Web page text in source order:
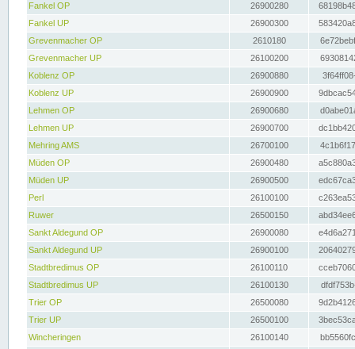
Fankel OP
26900280
Fankel UP
26900300
Grevenmacher OP
2610180
Grevenmacher UP
26100200
Koblenz OP
26900880
Koblenz UP
26900900
Lehmen OP
26900680
Lehmen UP
26900700
Mehring AMS
26700100
Müden OP
26900480
Müden UP
26900500
Perl
26100100
Ruwer
26500150
Sankt Aldegund OP
26900080
Sankt Aldegund UP
26900100
Stadtbredimus OP
26100110
Stadtbredimus UP
26100130
Trier OP
26500080
Trier UP
26500100
Wincheringen
26100140